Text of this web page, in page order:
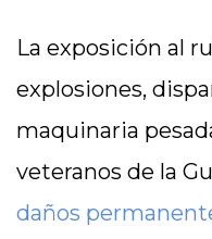
La exposición al
explosiones,
maquinaria
veteranos de la
daños